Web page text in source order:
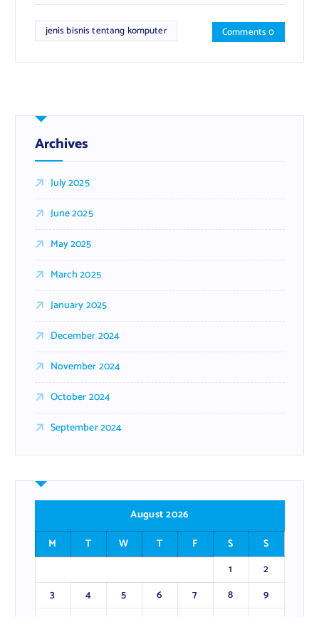
jenis bisnis tentang komputer Comments 0
Archives
July 2025
June 2025
May 2025
March 2025
January 2025
December 2024
November 2024
October 2024
September 2024
August 2026
M
T W T F S
S
1
2
3
4 5 6 7 8
9